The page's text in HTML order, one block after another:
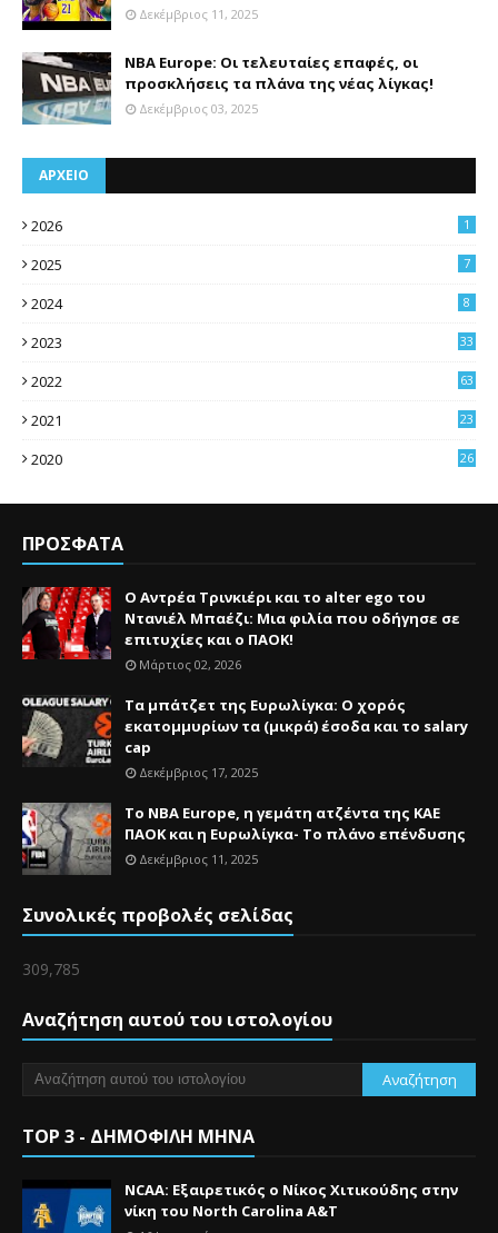
Δεκέμβριος 11, 2025
NBA Europe: Οι τελευταίες επαφές, οι
προσκλήσεις τα πλάνα της νέας λίγκας!
Δεκέμβριος 03, 2025
ΑΡΧΕΙΟ
2026 1
2025 7
2024 8
2023 33
2022 63
2021
23
2020
26
ΠΡΟΣΦΑΤΑ
Ο Αντρέα Τρινκιέρι και το alter ego του
Ντανιέλ Μπαέζι: Μια φιλία που οδήγησε σε
επιτυχίες και ο ΠΑΟΚ!
Μάρτιος 02, 2026
Τα μπάτζετ της Ευρωλίγκα: Ο χορός
εκατομμυρίων τα (μικρά) έσοδα και το salary
cap
Δεκέμβριος 17, 2025
Το NBA Europe, η γεμάτη ατζέντα της ΚΑΕ
ΠΑΟΚ και η Ευρωλίγκα- Το πλάνο επένδυσης
Δεκέμβριος 11, 2025
Συνολικές προβολές σελίδας
309,785
Αναζήτηση αυτού του ιστολογίου
TOP 3 - ΔΗΜΟΦΙΛΗ ΜΗΝΑ
NCAA: Εξαιρετικός ο Νίκος Χιτικούδης στην
νίκη του North Carolina A&Τ